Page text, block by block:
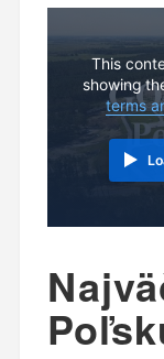
This
showing
terms